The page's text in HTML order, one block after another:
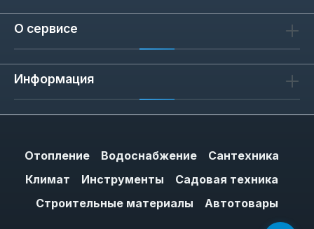
О сервисе
Информация
Отопление Водоснабжение
Сантехника
Климат
Инструменты
Садовая техника
Строительные материалы
Автотовары